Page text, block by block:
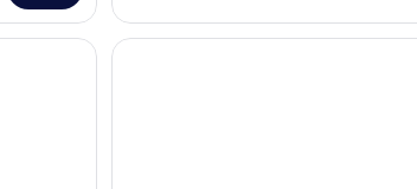
片
露
台
詳